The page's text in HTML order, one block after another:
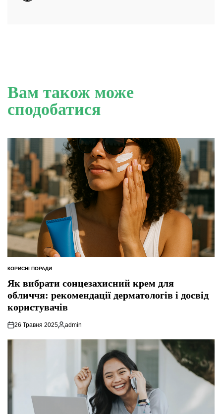
Вам також може
сподобатися
ОПУБЛІКУВАТИ
КОРИСНІ ПОРАДИ
Як вибрати сонцезахисний крем для
обличчя: рекомендації дерматологів і досвід
користувачів
26 Травня 2025
Опубліковано
admin